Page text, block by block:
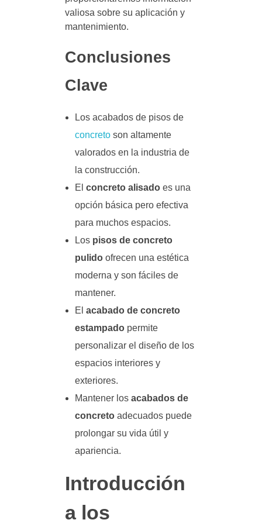
valiosa sobre su aplicación y
mantenimiento.
Conclusiones
Clave
Los acabados de pisos de
concreto son altamente
valorados en la industria de
la construcción.
Elconcreto alisado es una
opción básica pero efectiva
para muchos espacios.
Los pisos de concreto
pulido ofrecen una estética
moderna y son fáciles de
mantener.
Elacabado de concreto
estampado permite
personalizar el diseño de los
espacios interiores y
exteriores.
Mantener losacabados de
concreto adecuados puede
prolongar su vida útil y
apariencia.
Introducción
a los